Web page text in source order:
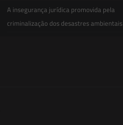
A insegurança jurídica promovida pela
criminalização dos desastres ambientais